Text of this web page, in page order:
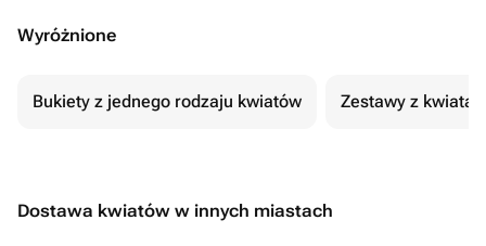
Wyróżnione
Bukiety z jednego rodzaju kwiatów Zestawy z
Dostawa kwiatów w innych miastach